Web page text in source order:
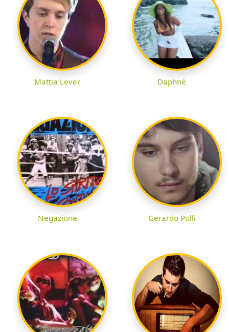
Mattia Lever Daphné
Negazione Gerardo Pulli